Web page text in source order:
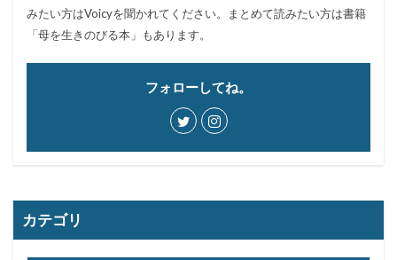
みたい方はVoicyを聞かれてください。まとめて読みたい方は書籍
「母を生きのびる本」もあります。
フォローしてね。
カテゴリ